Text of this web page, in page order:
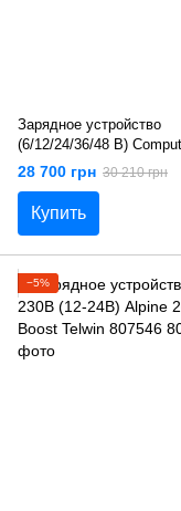
Зарядное устройство
(6/12/24/36/48 В)
Prof Telwin 807063
28 700 грн 30 210 грн
Купить
−5%